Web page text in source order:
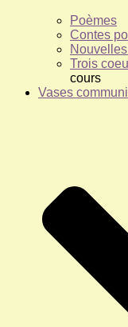
Poèmes
Contes
Trois
cours
Vases